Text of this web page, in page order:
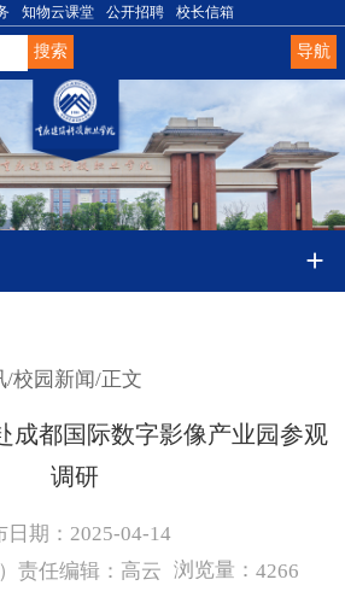
知物云课堂 公开招聘 校长信箱
导航
/校园新闻/正文
成都国际数字影像产业园参观
调研
日期：2025-04-14
责任编辑：高云 浏览量： 4266